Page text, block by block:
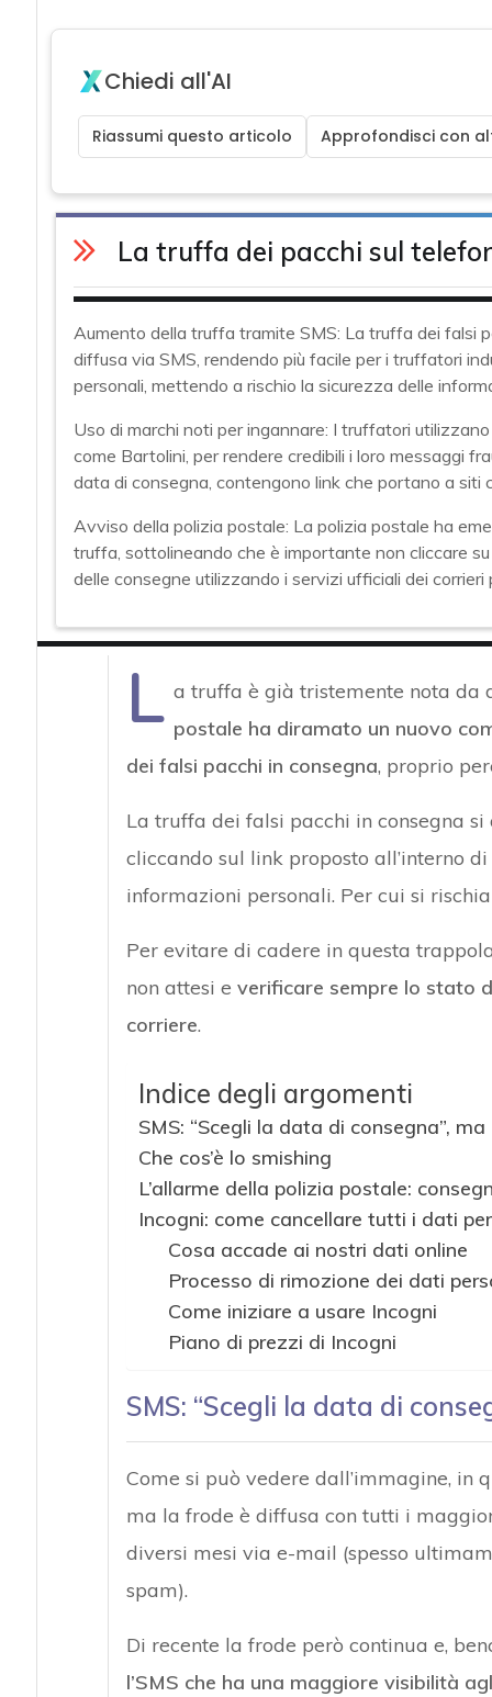
Chiedi all'AI
Riassumi questo articolo Approfondisci con
La truffa dei pacchi sul
Aumento della truffa tramite SMS: La truffa dei falsi
diffusa via SMS, rendendo più facile per i truffatori
personali, mettendo a rischio la sicurezza delle
Uso di marchi noti per ingannare: I truffatori
come Bartolini, per rendere credibili i loro messaggi
data di consegna, contengono link che portano a siti
Avviso della polizia postale: La polizia postale ha
truffa, sottolineando che è importante non cliccare
delle consegne utilizzando i servizi ufficiali dei
L a truffa è già tristemente nota da
postale ha diramato un nuovo
dei falsi pacchi in consegna, proprio
La truffa dei falsi pacchi in consegna
cliccando sul link proposto all’interno
informazioni personali. Per cui si
Per evitare di cadere in questa
non attesi e verificare sempre lo stato
corriere.
Indice degli argomenti
SMS: “Scegli la data di consegna”,
Che cos’è lo smishing
L’allarme della polizia postale:
Incogni: come cancellare tutti i dati
Cosa accade ai nostri dati online
Processo di rimozione dei dati
Come iniziare a usare Incogni
Piano di prezzi di Incogni
SMS: “Scegli la data di
Come si può vedere dall’immagine, in
ma la frode è diffusa con tutti i
diversi mesi via e-mail (spesso
spam).
Di recente la frode però continua e,
l’SMS che ha una maggiore visibilità